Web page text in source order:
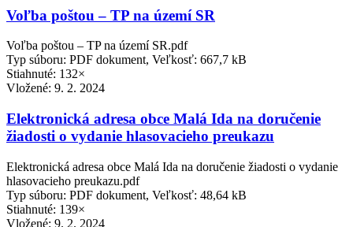
Voľba poštou – TP na území SR
Voľba poštou – TP na území SR.pdf
Typ súboru: PDF dokument, Veľkosť: 667,7 kB
Stiahnuté: 132×
Vložené: 9. 2. 2024
Elektronická adresa obce Malá Ida na doručenie
žiadosti o vydanie hlasovacieho preukazu
Elektronická adresa obce Malá Ida na doručenie žiadosti o vydanie
hlasovacieho preukazu.pdf
Typ súboru: PDF dokument, Veľkosť: 48,64 kB
Stiahnuté: 139×
Vložené: 9. 2. 2024